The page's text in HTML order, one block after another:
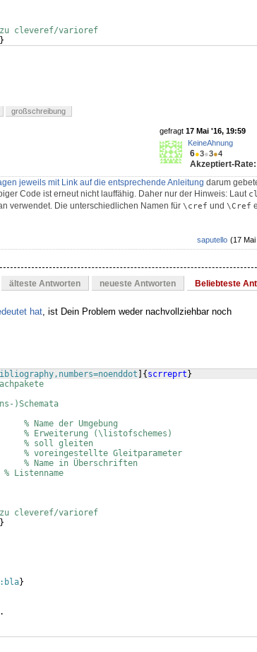
zu cleveref/varioref
}
großschreibung
gefragt 17 Mai '16, 19:59
KeineAhnung
6●3●3●4
Akzeptiert-Rate:
jeweils mit Link auf die entsprechende Anleitung darum
Code ist erneut nicht lauffähig. Daher nur der Hinweis: Laut
verwendet. Die unterschiedlichen Namen für \cref und \Cref
(17
saputello
älteste Antworten neueste Antworten Beliebteste
hat, ist Dein Problem weder nachvollziehbar noch
{ scrreprt }
)Schemata
% Name der Umgebung
% Erweiterung (\listofschemes)
% soll gleiten
% voreingestellte Gleitparameter
% Name in Überschriften
% Listenname
zu cleveref/varioref
}
}
.